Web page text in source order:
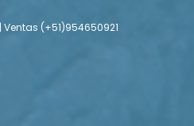
Ventas (+51)954650921